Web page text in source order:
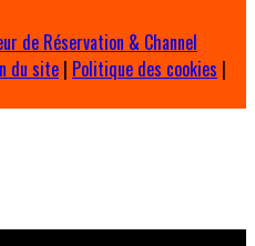
de Réservation & Channel
du site | Politique des cookies |